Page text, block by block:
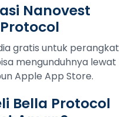
Nanovest
gratis untuk perangkat
mengunduhnya lewat
Apple App Store.
Bella Protocol